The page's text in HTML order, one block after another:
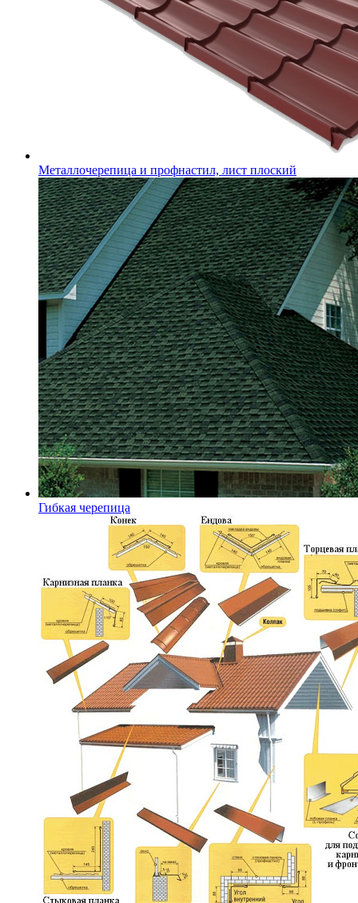
Металлочерепица и профнастил, лист плоский
Гибкая черепица